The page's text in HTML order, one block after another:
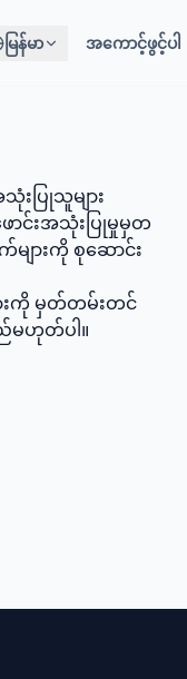
မြန်မာ အကောင့်ဖွင့်ပါ
ပြုသူများ
ာင်းအသုံးပြုမှုမှတ
ားကို စုဆောင်း
းကို မှတ်တမ်းတင်
မဟုတ်ပါ။